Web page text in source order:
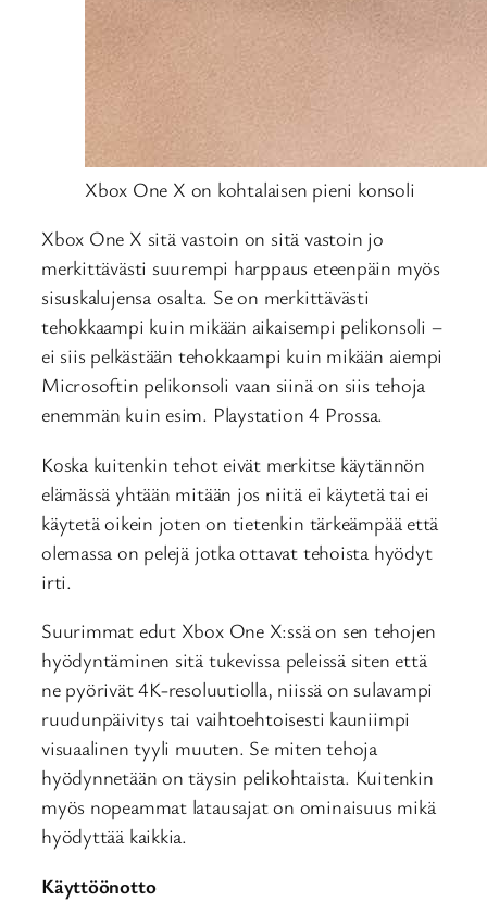
Xbox One X on kohtalaisen pieni konsoli
Xbox One X sitä vastoin on sitä vastoin jo
merkittävästi suurempi harppaus eteenpäin myös
sisuskalujensa osalta. Se on merkittävästi
tehokkaampi kuin mikään aikaisempi pelikonsoli –
ei siis pelkästään tehokkaampi kuin mikään aiempi
Microsoftin pelikonsoli vaan siinä on siis tehoja
enemmän kuin esim. Playstation 4 Prossa.
Koska kuitenkin tehot eivät merkitse käytännön
elämässä yhtään mitään jos niitä ei käytetä tai ei
käytetä oikein joten on tietenkin tärkeämpää että
olemassa on pelejä jotka ottavat tehoista hyödyt
irti.
Suurimmat edut Xbox One X:ssä on sen tehojen
hyödyntäminen sitä tukevissa peleissä siten että
ne pyörivät 4K-resoluutiolla, niissä on sulavampi
ruudunpäivitys tai vaihtoehtoisesti kauniimpi
visuaalinen tyyli muuten. Se miten tehoja
hyödynnetään on täysin pelikohtaista. Kuitenkin
myös nopeammat latausajat on ominaisuus mikä
hyödyttää kaikkia.
Käyttöönotto